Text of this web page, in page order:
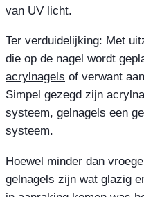
van UV licht.
Ter verduidelijking: Met
die op de nagel wordt
acrylnagels of verwant
Simpel gezegd zijn
systeem, gelnagels een
systeem.
Hoewel minder dan
gelnagels zijn wat glazig